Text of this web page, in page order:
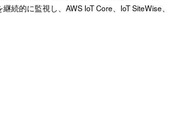
的に監視し、AWS IoT Core、IoT SiteWise、